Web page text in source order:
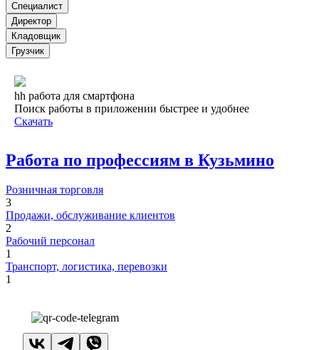
Специалист
Директор
Кладовщик
Грузчик
hh работа для смартфона
Поиск работы в приложении быстрее и удобнее
Скачать
Работа по профессиям в Кузьмино
Розничная торговля
3
Продажи, обслуживание клиентов
2
Рабочий персонал
1
Транспорт, логистика, перевозки
1